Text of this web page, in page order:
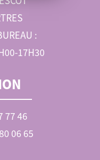
:
17H30
77 46
06 65